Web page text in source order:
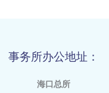
事务所办公地址：
海口总所